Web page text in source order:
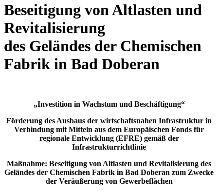
Beseitigung von Altlasten und
Revitalisierung
des Geländes der Chemischen
Fabrik in Bad Doberan
„Investition in Wachstum und Beschäftigung“
Förderung des Ausbaus der wirtschaftsnahen Infrastruktur in
Verbindung mit Mitteln aus dem Europäischen Fonds für
regionale Entwicklung (EFRE) gemäß der
Infrastrukturrichtlinie
Maßnahme: Beseitigung von Altlasten und Revitalisierung des
Geländes der Chemischen Fabrik in Bad Doberan zum Zwecke
der Veräußerung von Gewerbeflächen